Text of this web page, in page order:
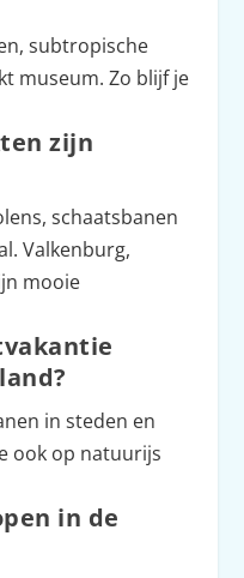
subtropische
museum. Zo blijf je
zijn
schaatsbanen
Valkenburg,
mooie
in steden en
ook op natuurijs
in de